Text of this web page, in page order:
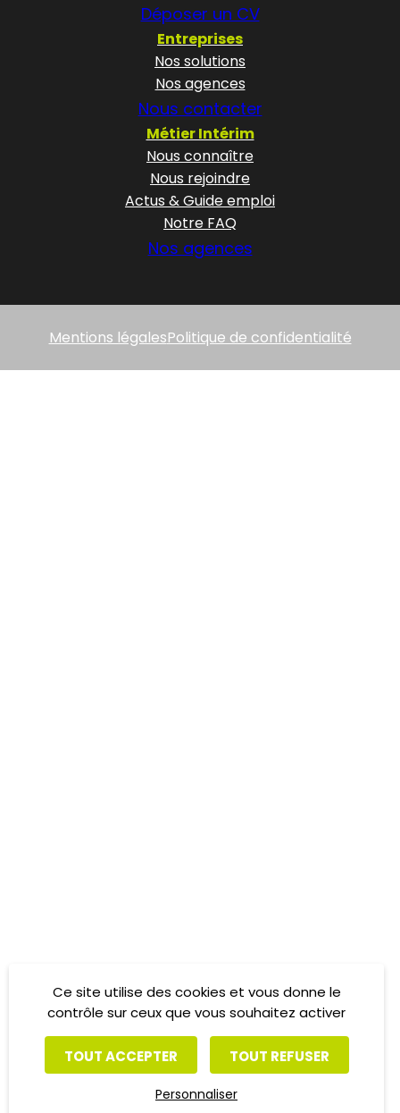
Déposer un CV
Entreprises
Nos solutions
Nos agences
Nous contacter
Métier Intérim
Nous connaître
Nous rejoindre
Actus & Guide emploi
Notre FAQ
Nos agences
Mentions légalesPolitique de confidentialité
Ce site utilise des cookies et vous donne le
contrôle sur ceux que vous souhaitez activer
TOUT ACCEPTER TOUT REFUSER
Personnaliser